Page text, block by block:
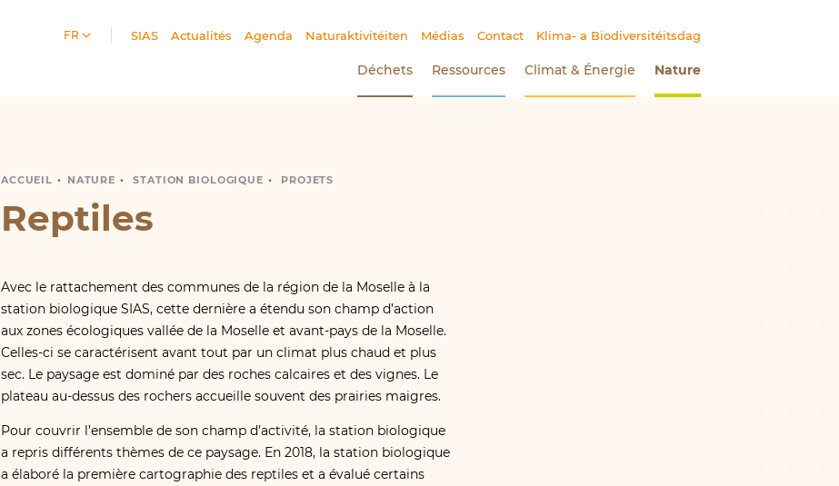
FR SIAS Actualités Agenda Naturaktivitéiten Médias Contact Klima- a Biodiversitéitsdag
Déchets Ressources Climat & Énergie Nature
ACCUEIL NATURE STATION BIOLOGIQUE PROJETS
REPTILES
Reptiles
Avec le rattachement des communes de la région de la Moselle à la
station biologique SIAS, cette dernière a étendu son champ d’action
aux zones écologiques vallée de la Moselle et avant-pays de la Moselle.
Celles-ci se caractérisent avant tout par un climat plus chaud et plus
sec. Le paysage est dominé par des roches calcaires et des vignes. Le
plateau au-dessus des rochers accueille souvent des prairies maigres.
Pour couvrir l’ensemble de son champ d’activité, la station biologique
a repris différents thèmes de ce paysage. En 2018, la station biologique
a élaboré la première cartographie des reptiles et a évalué certains